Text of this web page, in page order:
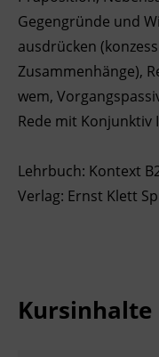
Gegengründe und
ausdrücken
Zusammenhänge),
wem,
Rede mit Konjunktiv
Lehrbuch: Kontext
Verlag: Ernst Klett
Kursinhalte